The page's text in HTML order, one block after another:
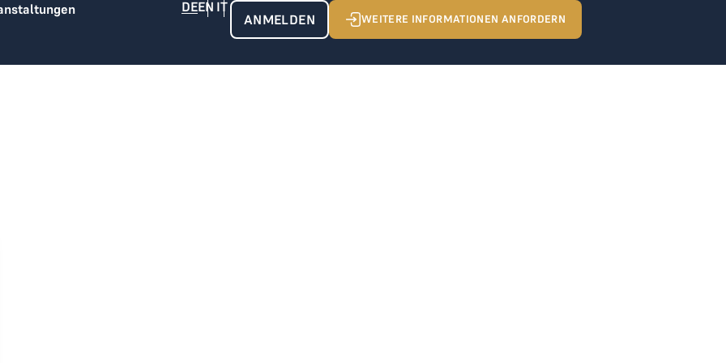
ANMELDEN WEITERE INFORMATIONEN ANFORDERN